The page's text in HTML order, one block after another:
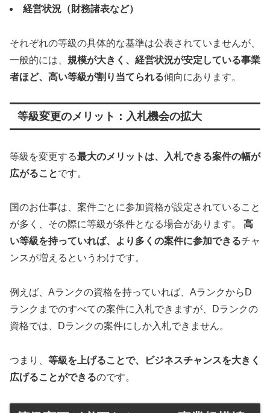
経営状況（財務諸表など）
それぞれの等級の具体的な基準は公表されていませんが、
一般的には、 規模が大きく、経営状況が安定している事業
者ほど、高い等級が割り当てられる傾向にあります。
等級変更のメリット：入札機会の拡大
等級を変更する最大のメリットは、入札できる案件の幅が
広がることです。
国のお仕事は、案件ごとに参加資格が設定されていること
が多く、その際に等級が条件となる場合があります。 高
い等級を持っていれば、より多くの案件に参加できるチャ
ンスが増えるというわけです。
例えば、Aランクの資格を持っていれば、AランクからD
ランクまでのすべての案件に入札できますが、Dランクの
資格では、Dランクの案件にしか入札できません。
つまり、 等級を上げることで、ビジネスチャンスを大きく
広げることができるのです。